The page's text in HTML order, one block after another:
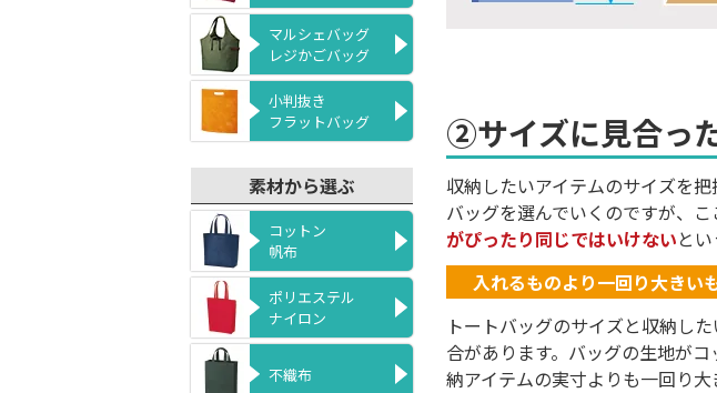
②サイズに見合っ
収納したいアイテムのサイズを
バッグを選んでいくのですが、こ
がぴったり同じではいけないとい
入れるものより一回り大きい
トートバッグのサイズと収納し
合があります。バッグの生地が
納アイテムの実寸よりも一回り
マルシェバッグ
レジかごバッグ
小判抜き
フラットバッグ
素材から選ぶ
コットン
帆布
ポリエステル
ナイロン
不織布